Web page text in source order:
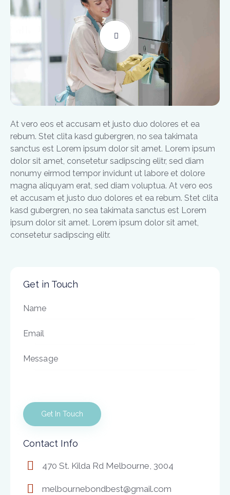
At vero eos et accusam et justo duo dolores et ea
rebum. Stet clita kasd gubergren, no sea takimata
sanctus est Lorem ipsum dolor sit amet. Lorem ipsum
dolor sit amet, consetetur sadipscing elitr, sed diam
nonumy eirmod tempor invidunt ut labore et dolore
magna aliquyam erat, sed diam voluptua. At vero eos
et accusam et justo duo dolores et ea rebum. Stet clita
kasd gubergren, no sea takimata sanctus est Lorem
ipsum dolor sit amet. Lorem ipsum dolor sit amet,
consetetur sadipscing elitr.
Get in Touch
Contact Info
470 St. Kilda Rd Melbourne, 3004
melbournebondbest@gmail.com